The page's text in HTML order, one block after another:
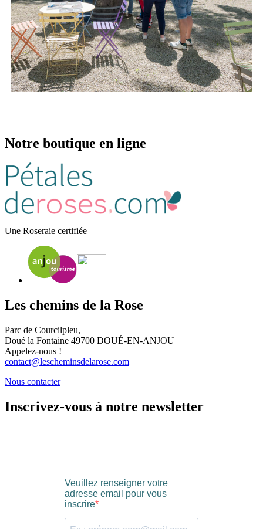
Notre boutique en ligne
Une Roseraie certifiée
Les chemins de la Rose
Parc de Courcilpleu,
Doué la Fontaine 49700 DOUÉ-EN-ANJOU
Appelez-nous !
contact@lescheminsdelarose.com
Nous contacter
Inscrivez-vous à notre newsletter